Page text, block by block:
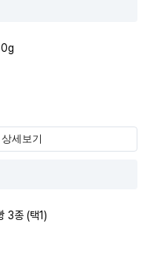
상세보기
3종 (택1)